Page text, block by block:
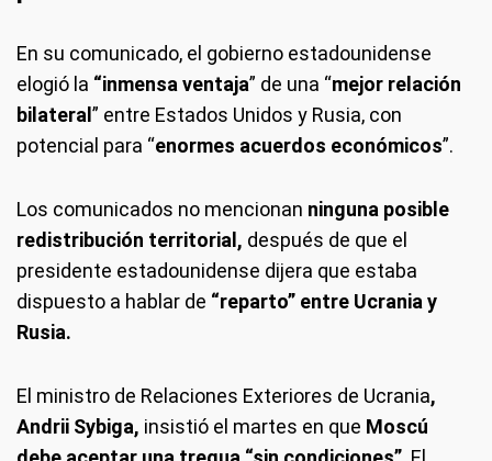
En su comunicado, el gobierno estadounidense
elogió la “inmensa ventaja” de una “mejor relación
bilateral” entre Estados Unidos y Rusia, con
potencial para “enormes acuerdos económicos”.
Los comunicados no mencionan ninguna posible
redistribución territorial, después de que el
presidente estadounidense dijera que estaba
dispuesto a hablar de “reparto” entre Ucrania y
Rusia.
El ministro de Relaciones Exteriores de Ucrania,
Andrii Sybiga, insistió el martes en que Moscú